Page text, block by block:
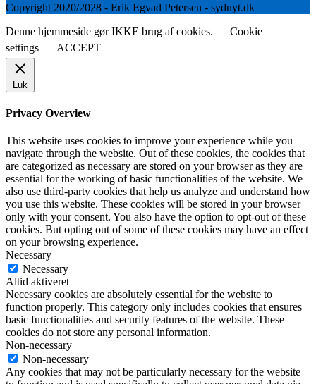
Copyright 2020/2028 - Erik Egvad Petersen - sydnyt.dk
Denne hjemmeside gør IKKE brug af cookies.
Cookie
settings
ACCEPT
Luk
Privacy Overview
This website uses cookies to improve your experience while you
navigate through the website. Out of these cookies, the cookies that
are categorized as necessary are stored on your browser as they are
essential for the working of basic functionalities of the website. We
also use third-party cookies that help us analyze and understand how
you use this website. These cookies will be stored in your browser
only with your consent. You also have the option to opt-out of these
cookies. But opting out of some of these cookies may have an effect
on your browsing experience.
Necessary
Necessary
Altid aktiveret
Necessary cookies are absolutely essential for the website to
function properly. This category only includes cookies that ensures
basic functionalities and security features of the website. These
cookies do not store any personal information.
Non-necessary
Non-necessary
Any cookies that may not be particularly necessary for the website